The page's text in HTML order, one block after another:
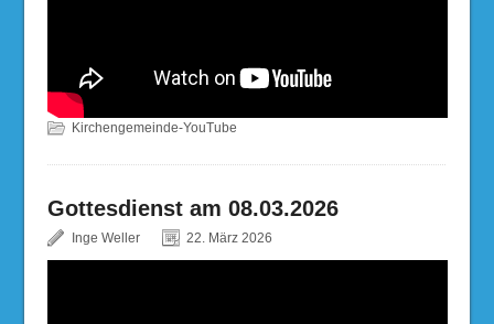
Kirchengemeinde-YouTube
Gottesdienst am 08.03.2026
Inge Weller 22. März 2026